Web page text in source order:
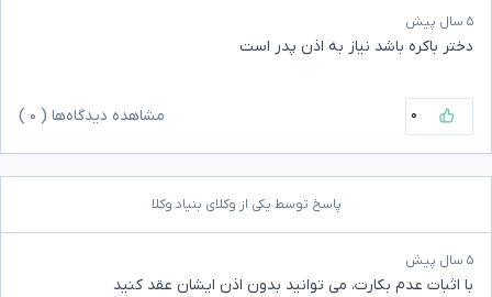
۵ سال پیش
دختر باکره باشد نیاز به اذن پدر است
۰ مشاهده دیدگاه‌ها ( ۰
پاسخ توسط یکی از وکلای بنیاد وکلا
۵ سال پیش
با اثبات عدم بکارت، می توانید بدون اذن ایشان عقد کنید